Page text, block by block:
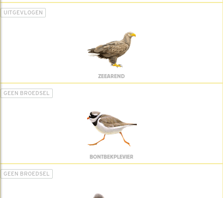
UITGEVLOGEN
ZEEAREND
GEEN BROEDSEL
BONTBEKPLEVIER
GEEN BROEDSEL